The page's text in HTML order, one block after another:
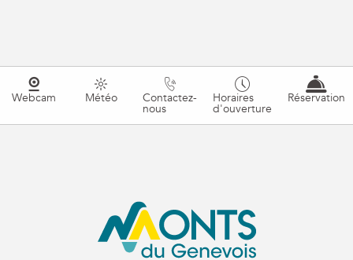
Webcam Météo Contactez-
nous
Horaires
d'ouverture
Réservation